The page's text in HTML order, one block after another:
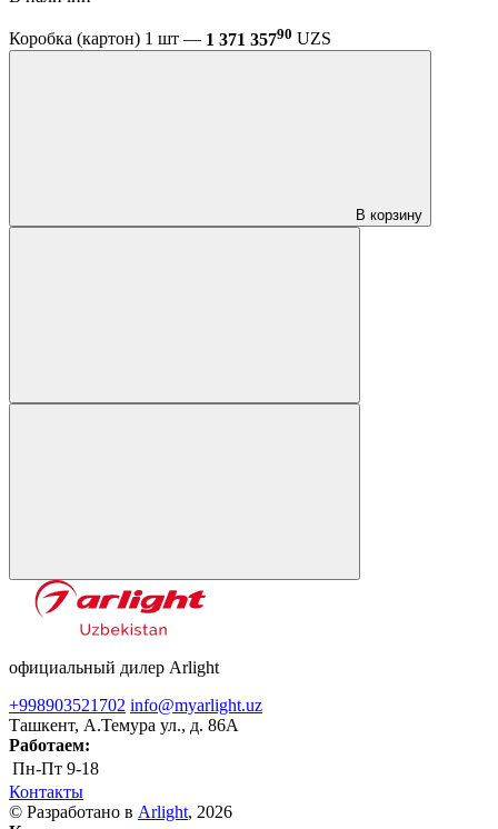
Коробка (картон) 1 шт — 1 371 35790 UZS
В корзину
официальный дилер Arlight
+998903521702 info@myarlight.uz
Ташкент, А.Темура ул., д. 86А
Работаем:
Пн-Пт 9-18
Контакты
© Разработано в Arlight, 2026